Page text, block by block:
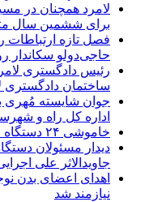
لامرد همچنان در
برای ششمین سال
فصل تازه ارتباطات
حاجی‌دولو سکاندار
رئیس دادگستری
ساختمان دادگستری
جوان شایسته مُهری
اداره کل راه و
خاموشی ۲۴ دستگاه ماینر فاقد مجوز در لامرد
دیدار مسئولان
جاویدالاثر علی
اهدای اعضای بدن
نیازمند شد